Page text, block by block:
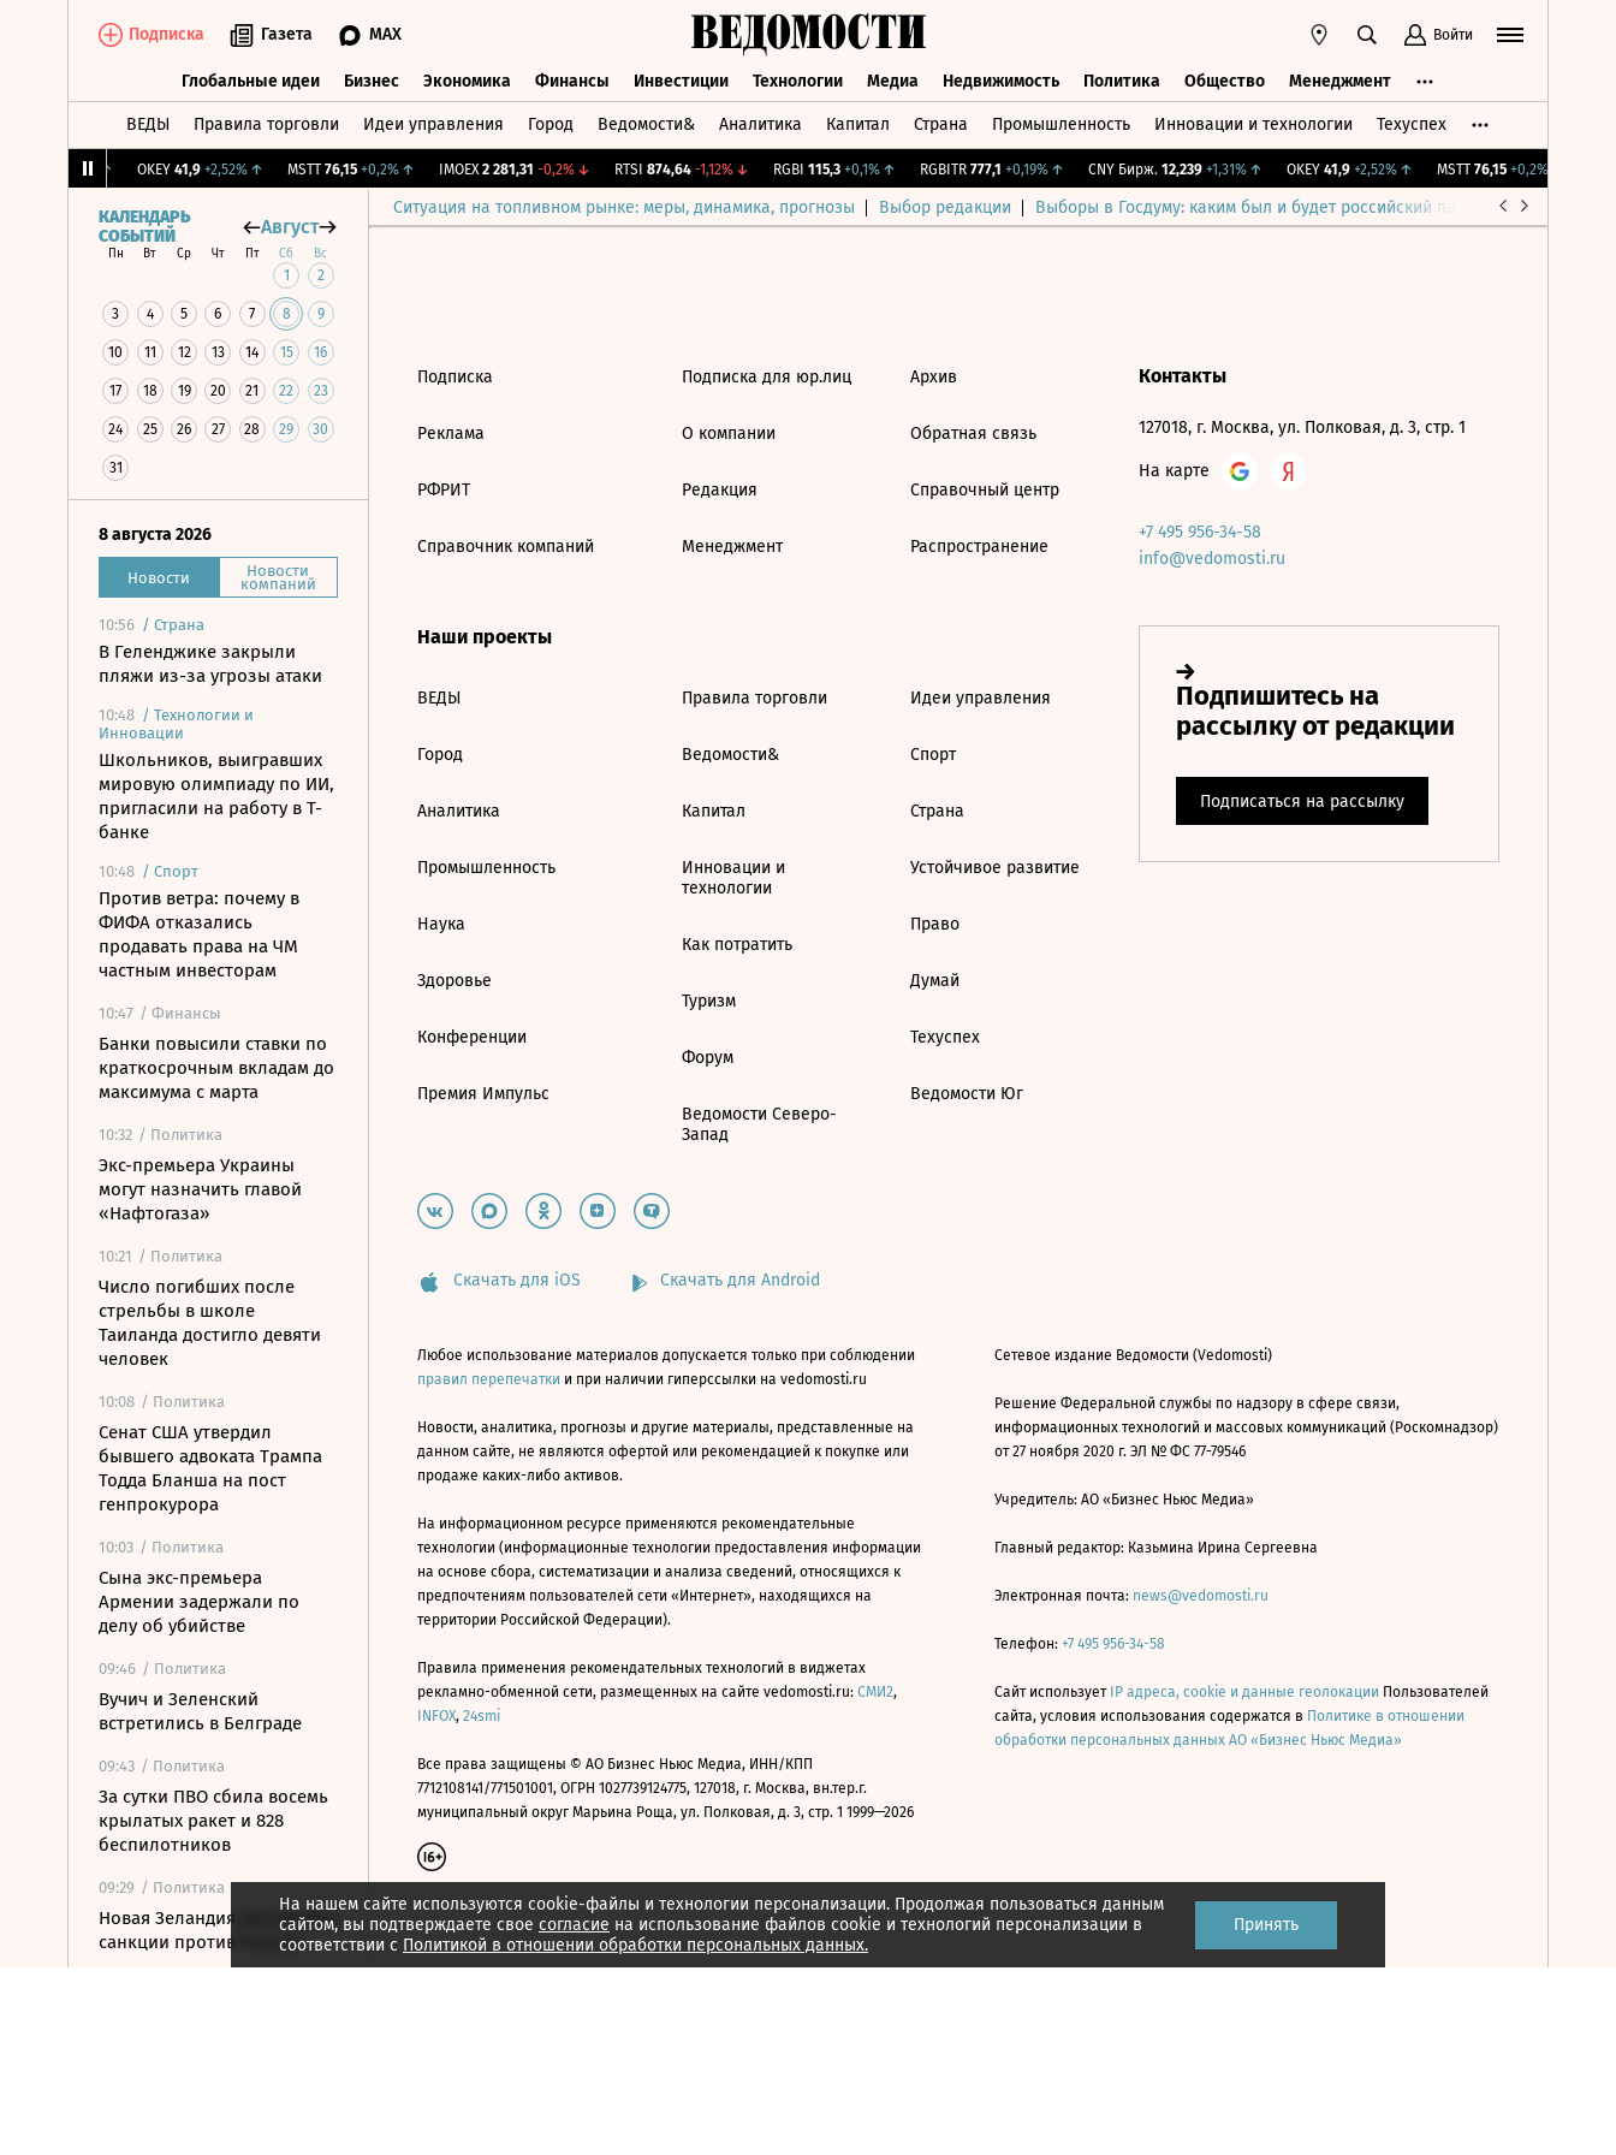
Подписка Газета MAX Войти
Глобальные идеи Бизнес Экономика Финансы Инвестиции Технологии Медиа Недвижимость Политика Общество Менеджмент
ВЕДЫ Правила торговли Идеи управления Город Ведомости& Аналитика Капитал Страна Промышленность Инновации и технологии Техуспех
OKEY 41,9 +2,52%↑ MSTT 76,15 +0,2%↑ IMOEX 2 281,31 -0,2%↓ RTSI 874,64 -1,12%↓ RGBI 115,3 +0,1%↑ RGBITR 777,1 +0,19%↑ CNY Бирж. 12,239 +1,31%↑ OKEY 41,9 +2,52%↑ MSTT 76,15 +0,2%↑
Ситуация на топливном рынке: меры, динамика, прогнозы Выбор редакции Выборы в Госдуму: каким был и будет российский парламент
КАЛЕНДАРЬ
СОБЫТИЙ
Август
Пн Вт Ср Чт Пт Сб Вс
1 2
3 4 5 6 7 8 9
10 11 12 13 14 15 16
17 18 19 20 21 22 23
24 25 26 27 28 29 30
31
8 августа 2026
Новости Новости
компаний
10:56 / Страна
В Геленджике закрыли
пляжи из-за угрозы атаки
10:48 / Технологии и
Инновации
Школьников, выигравших
мировую олимпиаду по ИИ,
пригласили на работу в Т-
банке
10:48 / Спорт
Против ветра: почему в
ФИФА отказались
продавать права на ЧМ
частным инвесторам
10:47 / Финансы
Банки повысили ставки по
краткосрочным вкладам до
максимума с марта
10:32 / Политика
Экс-премьера Украины
могут назначить главой
«Нафтогаза»
10:21 / Политика
Число погибших после
стрельбы в школе
Таиланда достигло девяти
человек
10:08 / Политика
Сенат США утвердил
бывшего адвоката Трампа
Тодда Бланша на пост
генпрокурора
10:03 / Политика
Сына экс-премьера
Армении задержали по
делу об убийстве
09:46 / Политика
Вучич и Зеленский
встретились в Белграде
09:43 / Политика
За сутки ПВО сбила восемь
крылатых ракет и 828
беспилотников
09:29 / Политика
Новая Зеландия расширила
санкции против России
На нашем сайте используются cookie-файлы и технологии персонализации. Продолжая пользоваться данным
сайтом, вы подтверждаете свое согласие на использование файлов cookie и технологий персонализации в
соответствии с Политикой в отношении обработки персональных данных.
Принять
Подписка
Реклама
РФРИТ
Справочник компаний
Подписка для юр.лиц
О компании
Редакция
Менеджмент
Архив
Обратная связь
Справочный центр
Распространение
Наши проекты
ВЕДЫ
Город
Аналитика
Промышленность
Наука
Здоровье
Конференции
Премия Импульс
Правила торговли
Ведомости&
Капитал
Инновации и
технологии
Как потратить
Туризм
Форум
Ведомости Северо-
Запад
Идеи управления
Спорт
Страна
Устойчивое развитие
Право
Думай
Техуспех
Ведомости Юг
Контакты
127018, г. Москва, ул. Полковая, д. 3, стр. 1
На карте
+7 495 956-34-58
info@vedomosti.ru
Скачать для iOS Скачать для Android
Любое использование материалов допускается только при соблюдении
правил перепечатки и при наличии гиперссылки на vedomosti.ru
Новости, аналитика, прогнозы и другие материалы, представленные на
данном сайте, не являются офертой или рекомендацией к покупке или
продаже каких-либо активов.
На информационном ресурсе применяются рекомендательные
технологии (информационные технологии предоставления информации
на основе сбора, систематизации и анализа сведений, относящихся к
предпочтениям пользователей сети «Интернет», находящихся на
территории Российской Федерации).
Правила применения рекомендательных технологий в виджетах
рекламно-обменной сети, размещенных на сайте vedomosti.ru: СМИ2,
INFOX, 24smi
Все права защищены © АО Бизнес Ньюс Медиа, ИНН/КПП
7712108141/771501001, ОГРН 1027739124775, 127018, г. Москва, вн.тер.г.
муниципальный округ Марьина Роща, ул. Полковая, д. 3, стр. 1 1999—2026
Сетевое издание Ведомости (Vedomosti)
Решение Федеральной службы по надзору в сфере связи,
информационных технологий и массовых коммуникаций (Роскомнадзор)
от 27 ноября 2020 г. ЭЛ № ФС 77-79546
Учредитель: АО «Бизнес Ньюс Медиа»
Главный редактор: Казьмина Ирина Сергеевна
Электронная почта: news@vedomosti.ru
Телефон: +7 495 956-34-58
Сайт использует IP адреса, cookie и данные геолокации Пользователей
сайта, условия использования содержатся в Политике в отношении
обработки персональных данных АО «Бизнес Ньюс Медиа»